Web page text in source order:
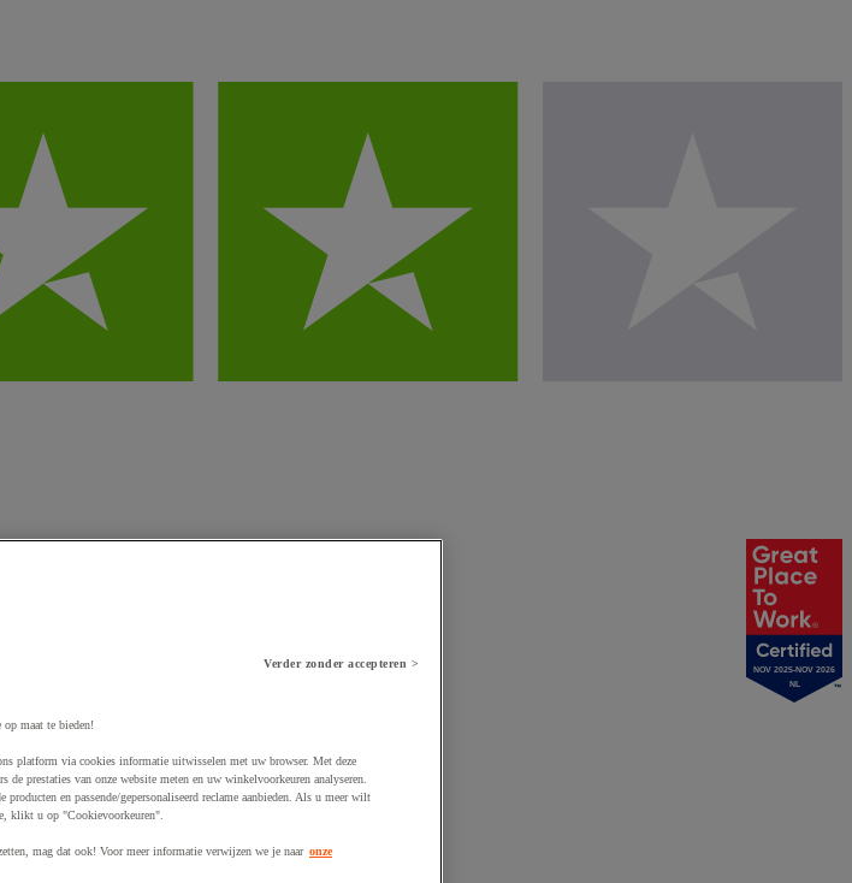
NOV 2025-NOV 2026
NL
Verder zonder accepteren >
op maat te bieden!
platform via cookies informatie uitwisselen met uw browser. Met deze
prestaties van onze website meten en uw winkelvoorkeuren analyseren.
en passende/gepersonaliseerd reclame aanbieden. Als u meer wilt
klikt u op "Cookievoorkeuren".
mag dat ook! Voor meer informatie verwijzen we je naar onze